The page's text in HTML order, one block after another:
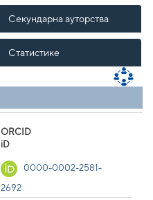
Секундарна ауторства
Статистике
ORCID
iD
0000-0002-2581-
2692